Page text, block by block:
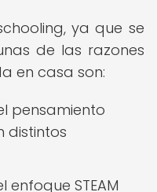
ya que se
de las razones
en casa son:
pensamiento
distintos
STEAM